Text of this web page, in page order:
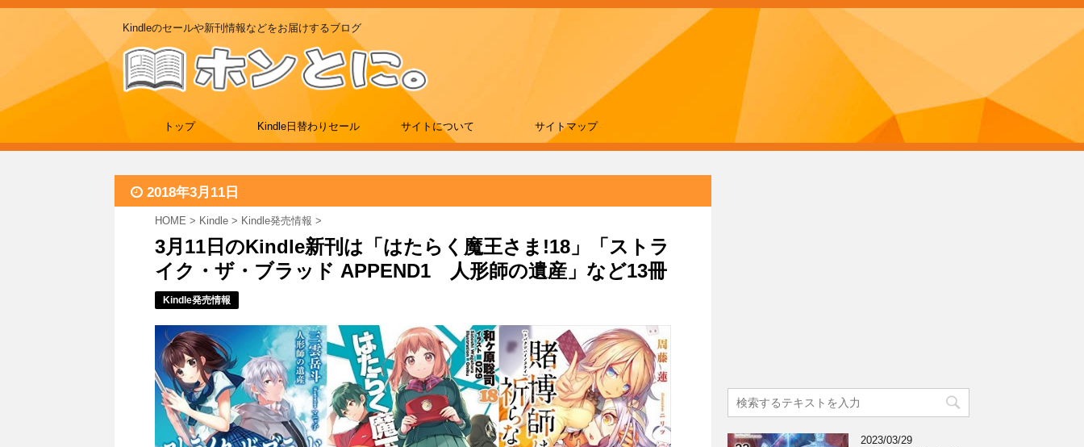
Kindleのセールや新刊情報などをお届けするブログ
トップ Kindle日替わりセール サイトについて サイトマップ
2018年3月11日
HOME > Kindle > Kindle発売情報 >
3月11日のKindle新刊は「はたらく魔王さま!18」「ストラ
イク・ザ・ブラッド APPEND1 人形師の遺産」など13冊
Kindle発売情報
2023/03/29